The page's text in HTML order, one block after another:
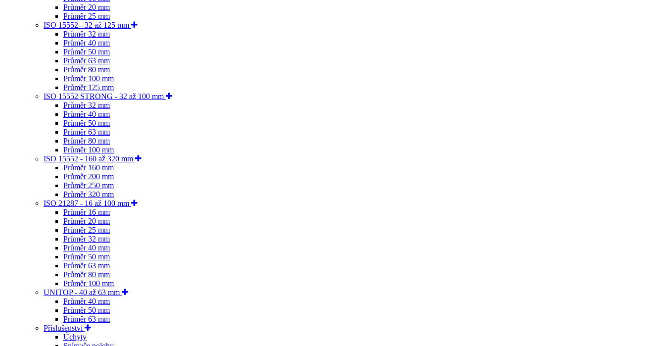
Průměr 20 mm
Průměr 25 mm
ISO 15552 - 32 až 125 mm
Průměr 32 mm
Průměr 40 mm
Průměr 50 mm
Průměr 63 mm
Průměr 80 mm
Průměr 100 mm
Průměr 125 mm
ISO 15552 STRONG - 32 až 100 mm
Průměr 32 mm
Průměr 40 mm
Průměr 50 mm
Průměr 63 mm
Průměr 80 mm
Průměr 100 mm
ISO 15552 - 160 až 320 mm
Průměr 160 mm
Průměr 200 mm
Průměr 250 mm
Průměr 320 mm
ISO 21287 - 16 až 100 mm
Průměr 16 mm
Průměr 20 mm
Průměr 25 mm
Průměr 32 mm
Průměr 40 mm
Průměr 50 mm
Průměr 63 mm
Průměr 80 mm
Průměr 100 mm
UNITOP - 40 až 63 mm
Průměr 40 mm
Průměr 50 mm
Průměr 63 mm
Příslušenství
Úchyty